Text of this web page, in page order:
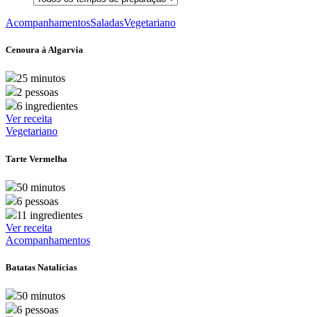
AcompanhamentosSaladasVegetariano
Cenoura à Algarvia
25 minutos
2 pessoas
6 ingredientes
Ver receita
Vegetariano
Tarte Vermelha
50 minutos
6 pessoas
11 ingredientes
Ver receita
Acompanhamentos
Batatas Natalícias
50 minutos
6 pessoas